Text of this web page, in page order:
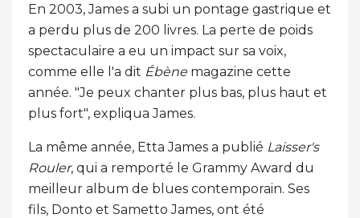
En 2003, James a subi un pontage gastrique et
a perdu plus de 200 livres. La perte de poids
spectaculaire a eu un impact sur sa voix,
comme elle l'a dit Ébènemagazine cette
année. "Je peux chanter plus bas, plus haut et
plus fort", expliqua James.
La même année, Etta James a publié Laisser's
Rouler, qui a remporté le Grammy Award du
meilleur album de blues contemporain. Ses
fils, Donto et Sametto James, ont été